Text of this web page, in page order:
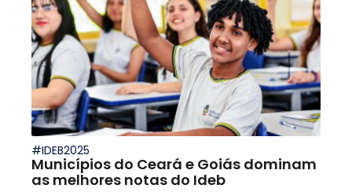
#IDEB2025
Municípios do Ceará e Goiás dominam
as melhores notas do Ideb